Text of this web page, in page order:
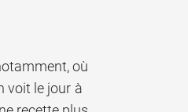
où
voit le jour à